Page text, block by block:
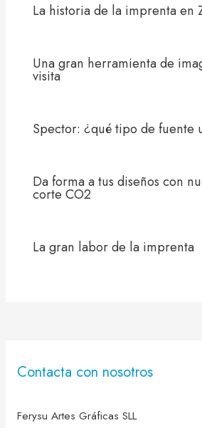
La historia de la imprenta en
Una gran herramienta de
visita
Spector: ¿qué tipo de fuente
Da forma a tus diseños con
corte CO2
La gran labor de la imprenta
Contacta con nosotros
Ferysu Artes Gráficas SLL